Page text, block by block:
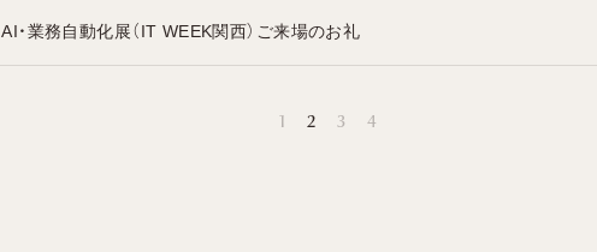
AI・業務自動化展（IT WEEK関西）ご来場のお礼
2 3 4